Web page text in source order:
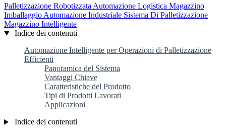
Palletizzazione RobotizzataAutomazione Logistica Magazzino
ImballaggioAutomazione Industriale Sistema Di Palletizzazione
Magazzino Intelligente
Indice dei contenuti
Automazione Intelligente per Operazioni di Palletizzazione
Efficienti
Panoramica del Sistema
Vantaggi Chiave
Caratteristiche del Prodotto
Tipi di Prodotti Lavorati
Applicazioni
Indice dei contenuti